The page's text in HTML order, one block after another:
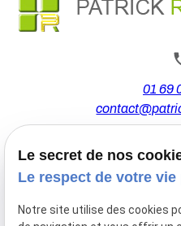
01 69
44 Avenue de
91160
Le secret de nos
Le respect de votre vie
Notre site utilise des cookies